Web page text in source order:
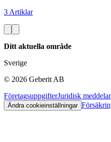
3 Artiklar
Ditt aktuella område
Sverige
© 2026 Geberit AB
FöretagsuppgifterJuridisk
Ändra cookieinställningar